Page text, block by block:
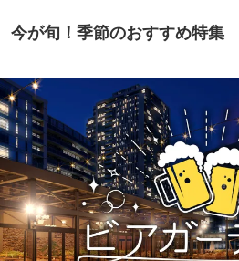
今が旬！季節のおすすめ特集